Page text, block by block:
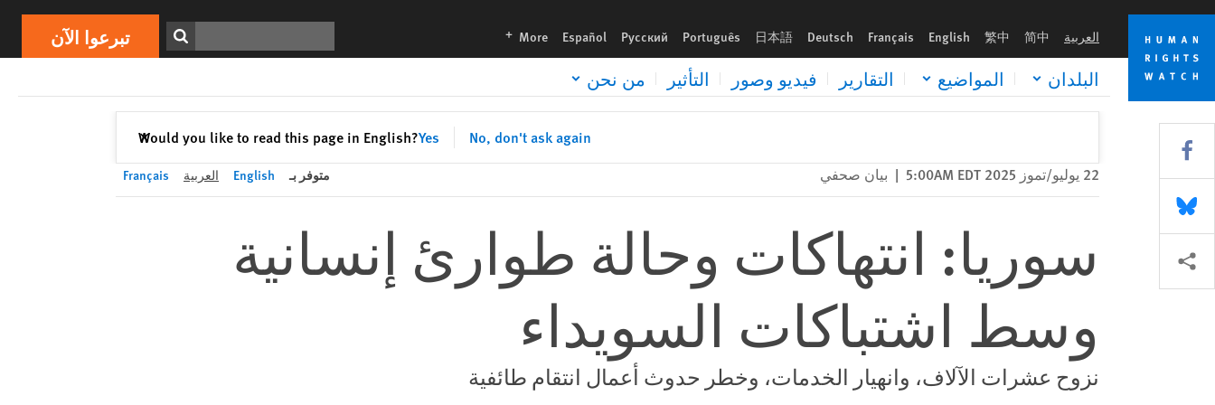
Skip
cookie
privacy
notice
Skip
main
content
العربية 简中
繁中
English
Français
Deutsch
日本語
Português
Русский
Español
More
languages تبرعوا الآن
البلدان المواضيع التقارير فيديو وصور التأثير من نحن
Would you like to read this page in English?Yes No, don't ask again
✕إغلاق
Print تبرعوا الآن
22 يوليو/تموز 2025 5:00AM EDT | بيان صحفي متوفر بـ English العربية Français
سوريا: انتهاكات وحالة طوارئ إنسانية
وسط اشتباكات السويداء
نزوح عشرات الآلاف، وانهيار الخدمات، وخطر حدوث أعمال انتقام طائفية
Share this via Facebook
Share this via Bluesky
Share this via مشاركة